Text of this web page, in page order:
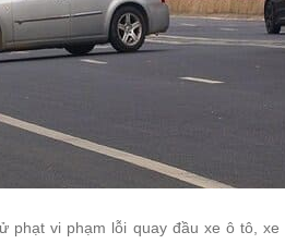
phạt vi phạm lỗi quay đầu xe ô tô,